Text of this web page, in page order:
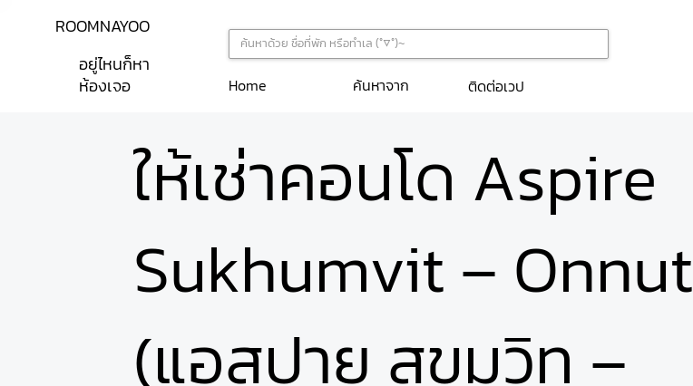
ติดต่อเวป
Home ค้นหาจาก
ROOMNAYOO
อยู่ไหนก็หา
ห้องเจอ
ให้เช่าคอนโด Aspire
Sukhumvit – Onnut
(แอสปาย สุขุมวิท –